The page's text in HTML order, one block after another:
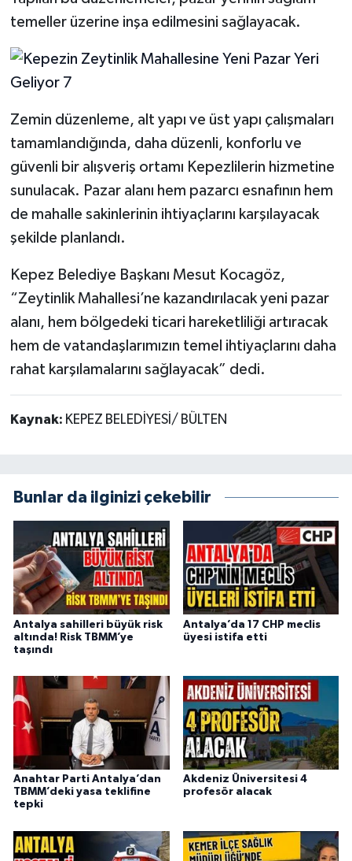
temeller üzerine inşa edilmesini sağlayacak.
Zemin düzenleme, alt yapı ve üst yapı çalışmaları
tamamlandığında, daha düzenli, konforlu ve
güvenli bir alışveriş ortamı Kepezlilerin hizmetine
sunulacak. Pazar alanı hem pazarcı esnafının hem
de mahalle sakinlerinin ihtiyaçlarını karşılayacak
şekilde planlandı.
Kepez Belediye Başkanı Mesut Kocagöz,
“Zeytinlik Mahallesi’ne kazandırılacak yeni pazar
alanı, hem bölgedeki ticari hareketliliği artıracak
hem de vatandaşlarımızın temel ihtiyaçlarını daha
rahat karşılamalarını sağlayacak” dedi.
Kaynak: KEPEZ BELEDİYESİ/ BÜLTEN
Bunlar da ilginizi çekebilir
Antalya sahilleri büyük risk
altında! Risk TBMM’ye
taşındı
Antalya’da 17 CHP meclis
üyesi istifa etti
Anahtar Parti Antalya’dan
TBMM’deki yasa teklifine
tepki
Akdeniz Üniversitesi 4
profesör alacak